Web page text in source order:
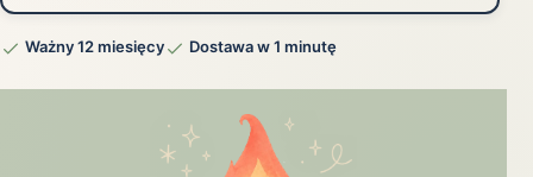
Ważny 12 miesięcy Dostawa w 1 minutę